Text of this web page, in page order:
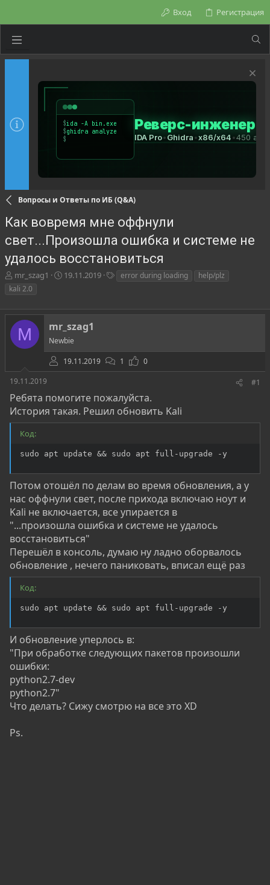
Вход Регистрация
Вопросы и Ответы по ИБ (Q&A)
Как вовремя мне оффнули
свет...Произошла ошибка и системе не
удалось восстановиться
А
в
о
р
м
mr_szag1
Д
а
н
а
ч
а
л
а
19.11.2019
и
error during loading
help/plz
kali 2.0
M mr_szag1
Newbie
19.11.2019
1
0
19.11.2019
#1
Ребята помогите пожалуйста.
История такая. Решил обновить Kali
Код:
sudo apt update && sudo apt full-upgrade -y
Потом отошёл по делам во время обновления, а у
нас оффнули свет, после прихода включаю ноут и
Kali не включается, все упирается в
"...произошла ошибка и системе не удалось
восстановиться"
Перешёл в консоль, думаю ну ладно оборвалось
обновление , нечего паниковать, вписал ещё раз
Код:
sudo apt update && sudo apt full-upgrade -y
И обновление уперлось в:
"При обработке следующих пакетов произошли
ошибки:
python2.7-dev
python2.7"
Что делать? Сижу смотрю на все это XD
Ps.